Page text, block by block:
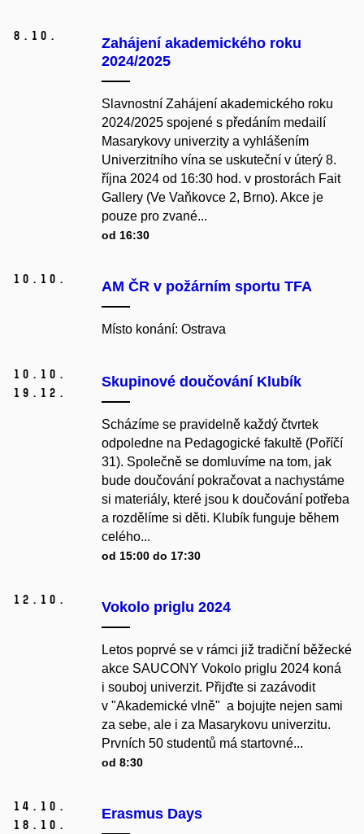
8. 10.
Zahájení akademického roku
2024/2025
Slavnostní Zahájení akademického roku
2024/2025 spojené s předáním medailí
Masarykovy univerzity a vyhlášením
Univerzitního vína se uskuteční v úterý 8.
října 2024 od 16:30 hod. v prostorách Fait
Gallery (Ve Vaňkovce 2, Brno). Akce je
pouze pro zvané...
od 16:30
10. 10. AM ČR v požárním sportu TFA
Místo konání: Ostrava
10. 10.
19. 12.
Skupinové doučování Klubík
Scházíme se pravidelně každý čtvrtek
odpoledne na Pedagogické fakultě (Poříčí
31). Společně se domluvíme na tom, jak
bude doučování pokračovat a nachystáme
si materiály, které jsou k doučování potřeba
a rozdělíme si děti. Klubík funguje během
celého...
od 15:00 do 17:30
12. 10. Vokolo priglu 2024
Letos poprvé se v rámci již tradiční běžecké
akce SAUCONY Vokolo priglu 2024 koná
i souboj univerzit. Přijďte si zazávodit
v "Akademické vlně" a bojujte nejen sami
za sebe, ale i za Masarykovu univerzitu.
Prvních 50 studentů má startovné...
od 8:30
14. 10.
18. 10.
Erasmus Days